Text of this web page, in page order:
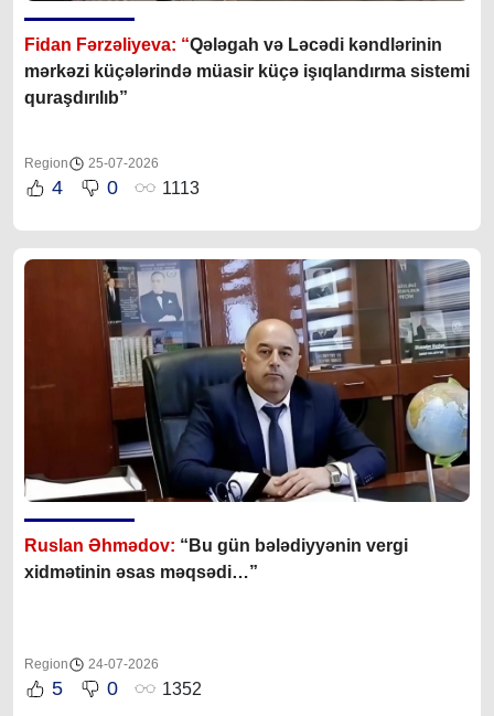
Fidan Fərzəliyeva: “Qələgah və Ləcədi kəndlərinin
mərkəzi küçələrində müasir küçə işıqlandırma sistemi
quraşdırılıb”
Region 25-07-2026
4 0 1113
Ruslan Əhmədov: “Bu gün bələdiyyənin vergi
xidmətinin əsas məqsədi…”
Region 24-07-2026
5 0 1352